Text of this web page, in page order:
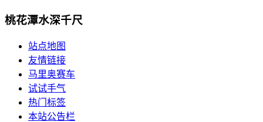
桃花潭水深千尺
站点地图
友情链接
马里奥赛车
试试手气
热门标签
本站公告栏